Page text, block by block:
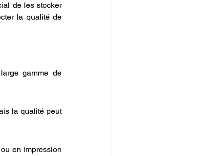
de les stocker
la qualité de
gamme de
la qualité peut
en impression